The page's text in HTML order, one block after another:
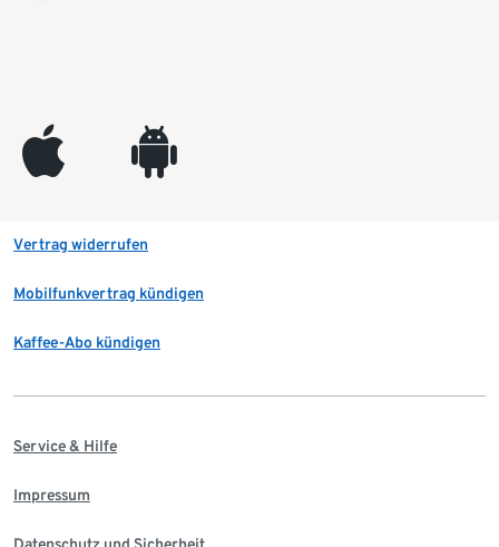
appleinc android
Vertrag widerrufen
Mobilfunkvertrag kündigen
Kaffee-Abo kündigen
Service & Hilfe
Impressum